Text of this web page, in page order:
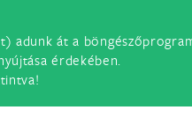
át a
érdekében.